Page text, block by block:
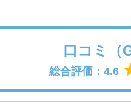
口コミ（
総合評価：4.6